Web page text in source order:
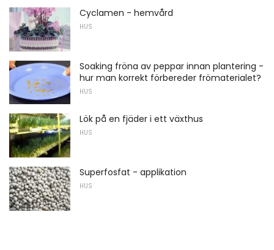
Cyclamen - hemvård
HUS
Soaking fröna av peppar innan plantering -
hur man korrekt förbereder frömaterialet?
HUS
Lök på en fjäder i ett växthus
HUS
Superfosfat - applikation
HUS